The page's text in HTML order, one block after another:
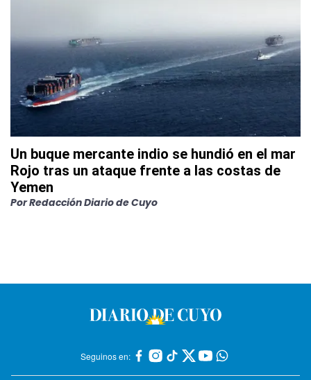
Un buque mercante indio se hundió en el mar
Rojo tras un ataque frente a las costas de
Yemen
PorRedacción Diario de Cuyo
Seguinos en: